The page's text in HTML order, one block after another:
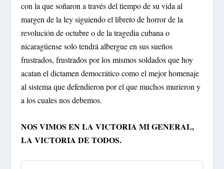
con la que soñaron a través del tiempo de su vida al
margen de la ley siguiendo el libreto de horror de la
revolución de octubre o de la tragedia cubana o
nicaragüense solo tendrá albergue en sus sueños
frustrados, frustrados por los mismos soldados que hoy
acatan el dictamen democrático como el mejor homenaje
al sistema que defendieron por el que muchos murieron y
a los cuales nos debemos.
NOS VIMOS EN LA VICTORIA MI GENERAL,
LA VICTORIA DE TODOS.